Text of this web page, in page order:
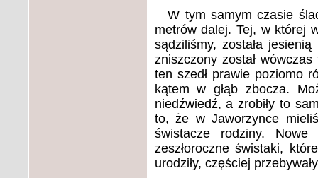
W tym samym czasie
metrów dalej. Tej, w której
sądziliśmy, została
zniszczony został
ten szedł prawie poziomo
kątem w głąb zbocza.
niedźwiedź, a zrobiły to
to, że w Jaworzynce
świstacze rodziny.
zeszłoroczne świstaki,
urodziły, częściej